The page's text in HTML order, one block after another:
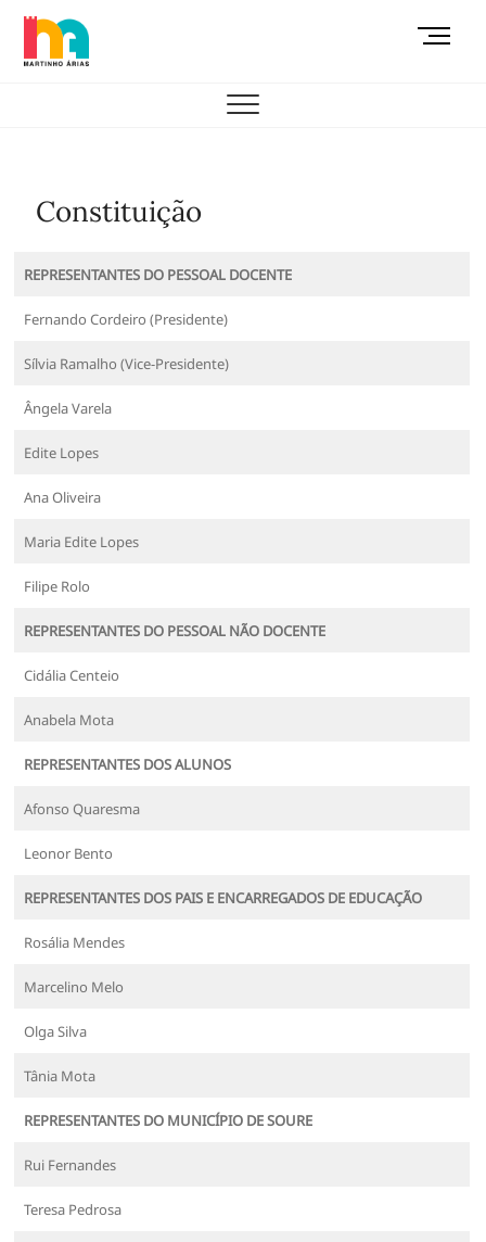
Skip
content
M
Constituição
REPRESENTANTES DO PESSOAL DOCENTE
Fernando Cordeiro (Presidente)
Sílvia Ramalho (Vice-Presidente)
Ângela Varela
Edite Lopes
Ana Oliveira
Maria Edite Lopes
Filipe Rolo
REPRESENTANTES DO PESSOAL NÃO DOCENTE
Cidália Centeio
Anabela Mota
REPRESENTANTES DOS ALUNOS
Afonso Quaresma
Leonor Bento
REPRESENTANTES DOS PAIS E ENCARREGADOS DE EDUCAÇÃO
Rosália Mendes
Marcelino Melo
Olga Silva
Tânia Mota
REPRESENTANTES DO MUNICÍPIO DE SOURE
Rui Fernandes
Teresa Pedrosa